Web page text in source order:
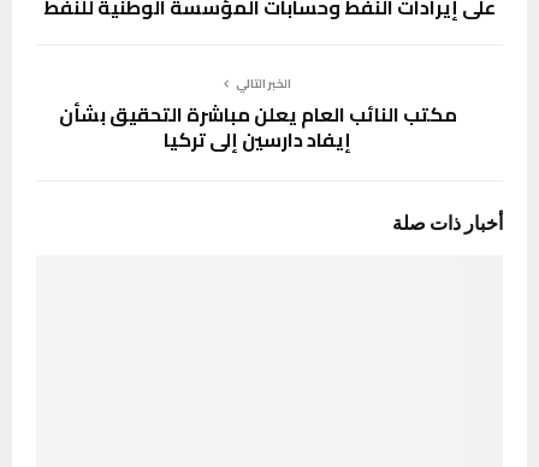
الخبر التالي
مكتب النائب العام يعلن مباشرة التحقيق بشأن
إيفاد دارسين إلى تركيا
أخبار ذات صلة